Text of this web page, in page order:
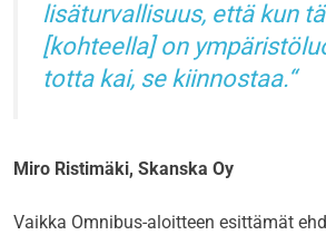
lisäturvallisuus, että kun
[kohteella] on
totta kai, se kiinnostaa.
Miro Ristimäki, Skanska Oy
Vaikka Omnibus-aloitteen esittämät